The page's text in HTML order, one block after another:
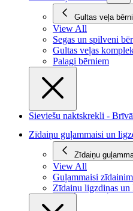
Gultas veļa
View All
Segas un spilveni
Gultas veļas
Palagi bērniem
Sieviešu naktskrekli -
Zīdaiņu guļammaisi un
Zīdaiņu
View All
Guļammaisi zīdainim
Zīdaiņu ligzdiņas un